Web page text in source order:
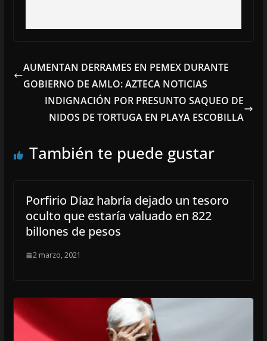
AUMENTAN DERRAMES EN PEMEX DURANTE
GOBIERNO DE AMLO: AZTECA NOTICIAS
INDIGNACIÓN POR PRESUNTO SAQUEO DE
NIDOS DE TORTUGA EN PLAYA ESCOBILLA
También te puede gustar
Porfirio Díaz habría dejado un tesoro
oculto que estaría valuado en 822
billones de pesos
2 marzo, 2021